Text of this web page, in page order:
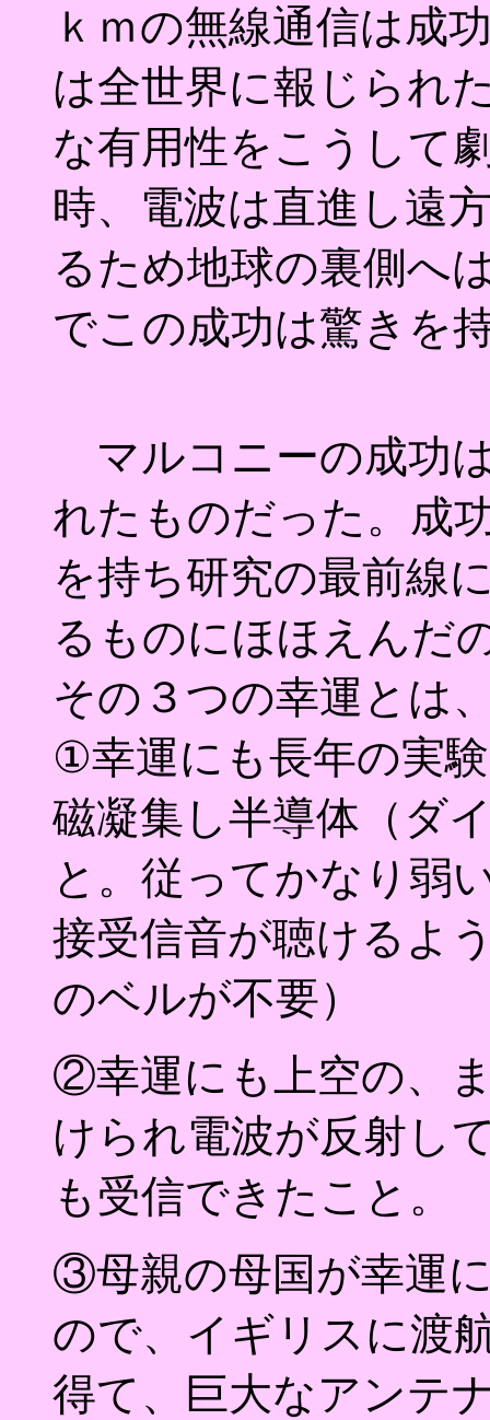
ｋｍの無線通信は成
は全世界に報じられ
な有用性をこうして
時、電波は直進し遠
るため地球の裏側へ
でこの成功は驚きを
マルコニーの成功
れたものだった。成
を持ち研究の最前線
るものにほほえんだ
その３つの幸運とは
①幸運にも長年の実
磁凝集し半導体（ダ
と。従ってかなり弱
接受信音が聴けるよ
のベルが不要）
②幸運にも上空の、
けられ電波が反射し
も受信できたこと。
③母親の母国が幸運
ので、イギリスに渡
得て、巨大なアンテ